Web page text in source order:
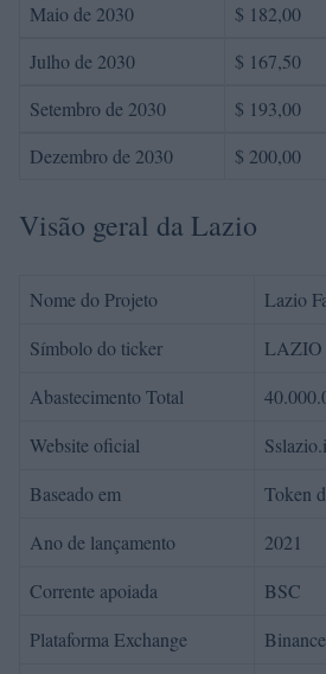
Maio de 2030
$ 182,00
Julho de 2030
$ 167,50
Setembro de 2030
$ 193,00
Dezembro de 2030
$ 200,00
Visão geral da Lazio
Nome do Projeto
Lazio
Símbolo do ticker
LAZIO
Abastecimento Total
Website oficial
Baseado em
Token
Ano de lançamento
2021
Corrente apoiada
BSC
Plataforma Exchange